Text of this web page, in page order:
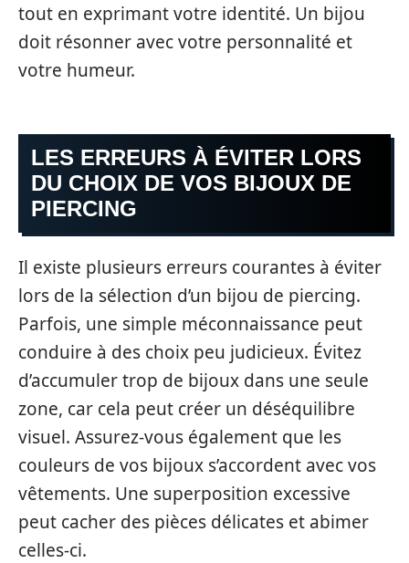
tout en exprimant votre identité. Un bijou
doit résonner avec votre personnalité et
votre humeur.
LES ERREURS À ÉVITER LORS
DU CHOIX DE VOS BIJOUX DE
PIERCING
Il existe plusieurs erreurs courantes à éviter
lors de la sélection d’un bijou de piercing.
Parfois, une simple méconnaissance peut
conduire à des choix peu judicieux. Évitez
d’accumuler trop de bijoux dans une seule
zone, car cela peut créer un déséquilibre
visuel. Assurez-vous également que les
couleurs de vos bijoux s’accordent avec vos
vêtements. Une superposition excessive
peut cacher des pièces délicates et abimer
celles-ci.